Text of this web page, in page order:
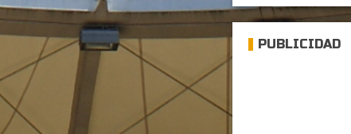
PUBLICIDAD